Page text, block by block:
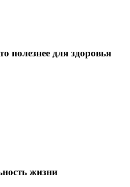
полезнее для здоровья
жизни